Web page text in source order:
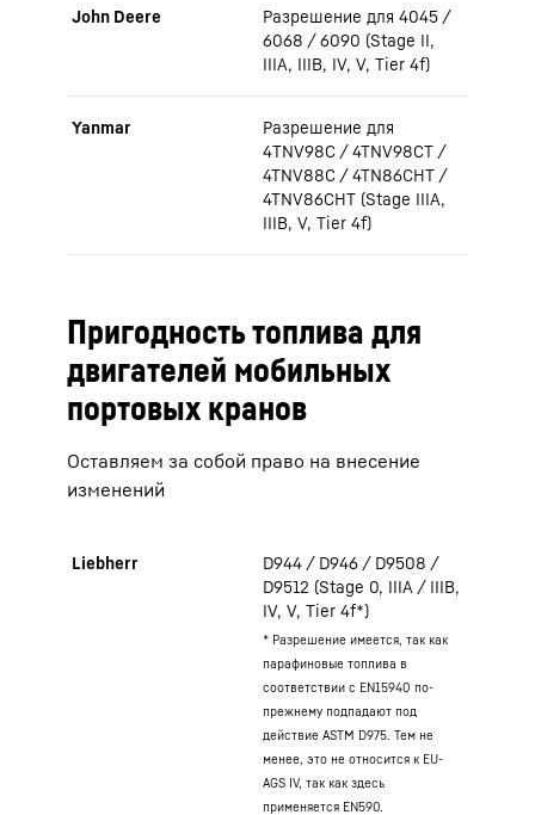
John Deere
Разрешение для 4045 /
6068 / 6090 (Stage II,
IIIA, IIIB, IV, V, Tier 4f)
Yanmar
Разрешение для
4TNV98C / 4TNV98CT /
4TNV88C / 4TN86CHT /
4TNV86CHT (Stage IIIA,
IIIB, V, Tier 4f)
Пригодность топлива для
двигателей мобильных
портовых кранов
Оставляем за собой право на внесение
изменений
Liebherr
D944 / D946 / D9508 /
D9512 (Stage 0, IIIA / IIIB,
IV, V, Tier 4f*)
* Разрешение имеется, так как
парафиновые топлива в
соответствии с EN15940 по-
прежнему подпадают под
действие ASTM D975. Тем не
менее, это не относится к EU-
AGS IV, так как здесь
применяется EN590.